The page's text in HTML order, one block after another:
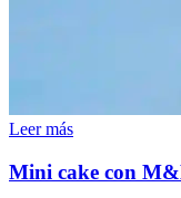
Leer más
Mini cake con